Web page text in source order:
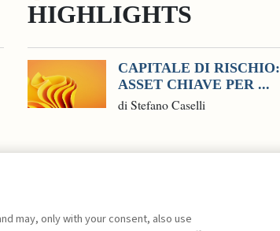
HIGHLIGHTS
CAPITALE DI RISCHIO:
ASSET CHIAVE PER ...
di Stefano Caselli
may, only with your consent, also use